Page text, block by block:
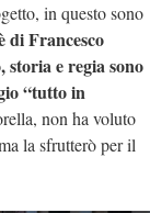
in questo sono
di Francesco
storia e regia sono
“tutto in
non ha voluto
la sfrutterò per il